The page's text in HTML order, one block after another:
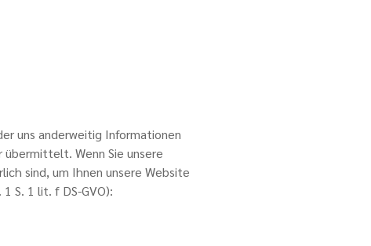
uns anderweitig Informationen
Wenn Sie unsere
sind, um Ihnen unsere Website
S. 1 lit. f DS-GVO):